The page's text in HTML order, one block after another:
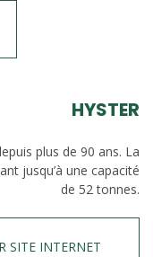
HYSTER
plus de 90 ans. La
jusqu’à une capacité
de 52 tonnes.
SITE INTERNET